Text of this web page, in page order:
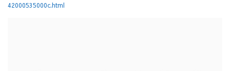
42000535000c.html